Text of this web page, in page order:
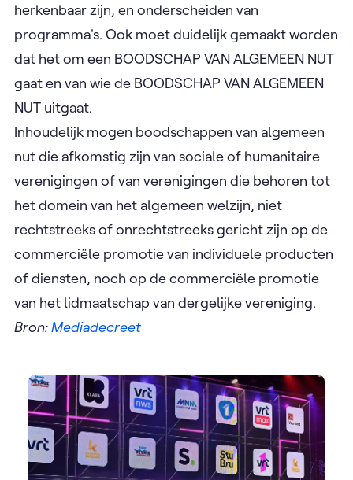
herkenbaar zijn, en onderscheiden van
programma's. Ook moet duidelijk gemaakt worden
dat het om een BOODSCHAP VAN ALGEMEEN NUT
gaat en van wie de BOODSCHAP VAN ALGEMEEN
NUT uitgaat.
Inhoudelijk mogen boodschappen van algemeen
nut die afkomstig zijn van sociale of humanitaire
verenigingen of van verenigingen die behoren tot
het domein van het algemeen welzijn, niet
rechtstreeks of onrechtstreeks gericht zijn op de
commerciële promotie van individuele producten
of diensten, noch op de commerciële promotie
van het lidmaatschap van dergelijke vereniging.
Bron:Mediadecreet